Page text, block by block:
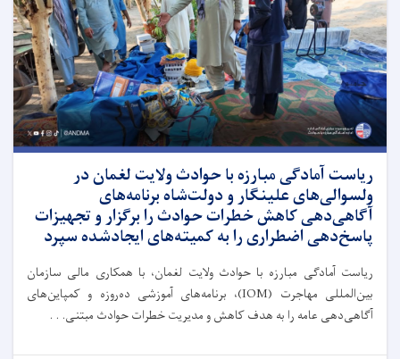
ریاست آمادگی مبارزه با حوادث ولایت لغمان در
ولسوالی‌های علینگار و دولت‌شاه برنامه‌های
آگاهی‌دهی کاهش خطرات حوادث را برگزار و تجهیزات
پاسخ‌دهی اضطراری را به کمیته‌های ایجادشده سپرد
ریاست آمادگی مبارزه با حوادث ولایت لغمان، با همکاری مالی سازمان
بین‌المللی مهاجرت (IOM)، برنامه‌های آموزشی ده‌روزه و کمپاین‌های
آگاهی‌دهی عامه را به هدف کاهش و مدیریت خطرات حوادث مبتنی. . .